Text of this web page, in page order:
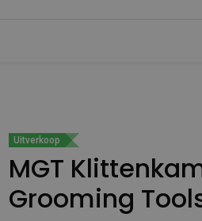
Uitverkoop
MGT
Grooming